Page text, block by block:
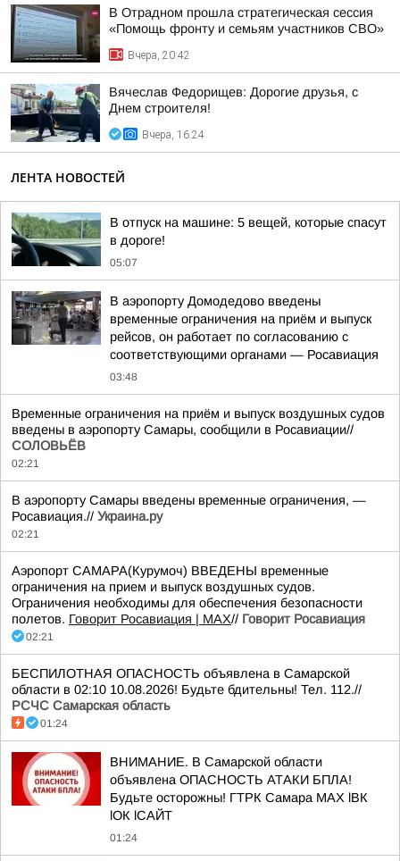
В Отрадном прошла стратегическая сессия
«Помощь фронту и семьям участников СВО»
Вчера, 20:42
Вячеслав Федорищев: Дорогие друзья, с
Днем строителя!
Вчера, 16:24
ЛЕНТА НОВОСТЕЙ
В отпуск на машине: 5 вещей, которые спасут
в дороге!
05:07
В аэропорту Домодедово введены
временные ограничения на приём и выпуск
рейсов, он работает по согласованию с
соответствующими органами — Росавиация
03:48
Временные ограничения на приём и выпуск воздушных судов
введены в аэропорту Самары, сообщили в Росавиации//
СОЛОВЬЁВ
02:21
В аэропорту Самары введены временные ограничения, —
Росавиация.// Украина.ру
02:21
Аэропорт САМАРА(Курумоч) ВВЕДЕНЫ временные
ограничения на прием и выпуск воздушных судов.
Ограничения необходимы для обеспечения безопасности
полетов. Говорит Росавиация | MAX// Говорит Росавиация
02:21
БЕСПИЛОТНАЯ ОПАСНОСТЬ объявлена в Самарской
области в 02:10 10.08.2026! Будьте бдительны! Тел. 112.//
РСЧС Самарская область
01:24
ВНИМАНИЕ. В Самарской области
объявлена ОПАСНОСТЬ АТАКИ БПЛА!
Будьте осторожны! ГТРК Самара MAX lВК
lОК lСАЙТ
01:24